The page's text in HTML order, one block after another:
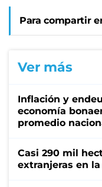
Para compartir
Ver más
Inflación y
economía
promedio
Casi 290 mil
extranjeras en